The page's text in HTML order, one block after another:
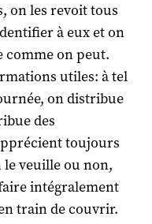
on les revoit tous
à eux et on
comme on peut.
utiles: à tel
on distribue
des
toujours
le veuille ou non,
intégralement
train de couvrir.